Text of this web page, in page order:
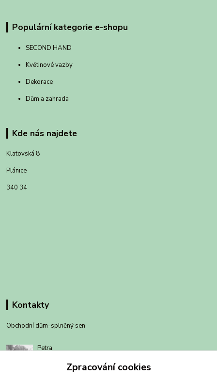
Populární kategorie e-shopu
SECOND HAND
Květinové vazby
Dekorace
Dům a zahrada
Kde nás najdete
Klatovská 8
Plánice
340 34
Kontakty
Obchodní dům-splněný sen
Petra
út-pá 8-14 hodZpracování cookies